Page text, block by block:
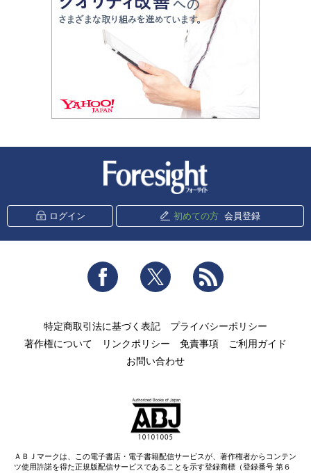
ログイン 初めての方 会員登録
Facebook Twitter
特定商取引法に基づく表記
プライバシーポリシー
著作権について
リンクポリシー 免責事項
ご利用ガイド
お問い合わせ
ＡＢＪマークは、この電子書店・電子書籍配信サービスが、著作権者からコンテン
ツ使用許諾を得た正規版配信サービスであることを示す登録商標（登録番号 第６